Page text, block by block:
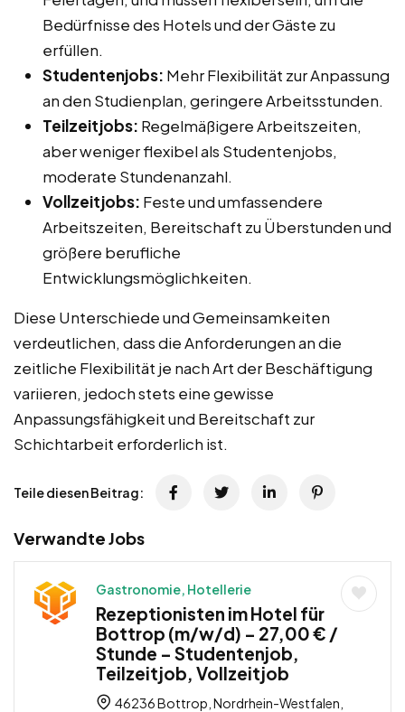
Bedürfnisse des Hotels und der Gäste zu
erfüllen.
Studentenjobs: Mehr Flexibilität zur Anpassung
an den Studienplan, geringere Arbeitsstunden.
Teilzeitjobs: Regelmäßigere Arbeitszeiten,
aber weniger flexibel als Studentenjobs,
moderate Stundenanzahl.
Vollzeitjobs: Feste und umfassendere
Arbeitszeiten, Bereitschaft zu Überstunden und
größere berufliche
Entwicklungsmöglichkeiten.
Diese Unterschiede und Gemeinsamkeiten
verdeutlichen, dass die Anforderungen an die
zeitliche Flexibilität je nach Art der Beschäftigung
variieren, jedoch stets eine gewisse
Anpassungsfähigkeit und Bereitschaft zur
Schichtarbeit erforderlich ist.
Teile diesen Beitrag:
Verwandte Jobs
Gastronomie, Hotellerie
Rezeptionisten im Hotel für
Bottrop (m/w/d) – 27,00 € /
Stunde – Studentenjob,
Teilzeitjob, Vollzeitjob
46236 Bottrop, Nordrhein-Westfalen,